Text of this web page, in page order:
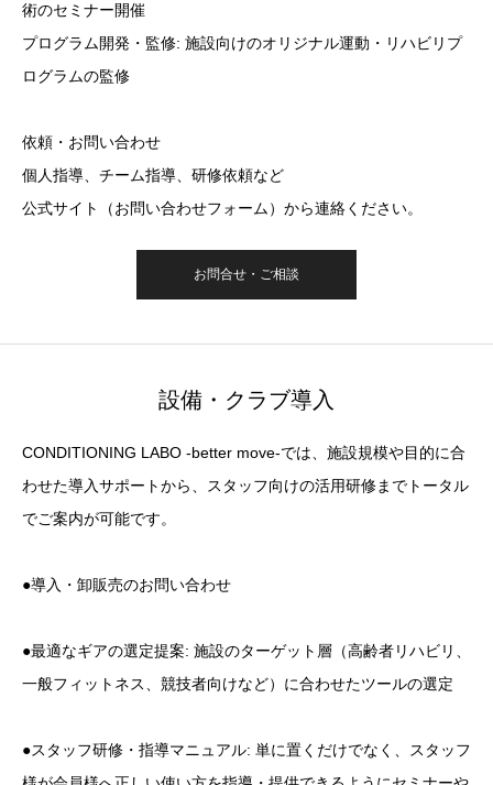
術のセミナー開催
プログラム開発・監修: 施設向けのオリジナル運動・リハビリプ
ログラムの監修
依頼・お問い合わせ
個人指導、チーム指導、研修依頼など
公式サイト（お問い合わせフォーム）から連絡ください。
お問合せ・ご相談
設備・クラブ導入
CONDITIONING LABO -better move-では、施設規模や目的に合
わせた導入サポートから、スタッフ向けの活用研修までトータル
でご案内が可能です。
●導入・卸販売のお問い合わせ
●最適なギアの選定提案: 施設のターゲット層（高齢者リハビリ、
一般フィットネス、競技者向けなど）に合わせたツールの選定
●スタッフ研修・指導マニュアル: 単に置くだけでなく、スタッフ